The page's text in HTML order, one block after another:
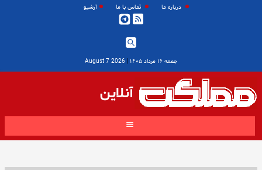
درباره ما تماس با ما آرشیو
جمعه ۱۶ مرداد ۱۴۰۵ |
2026 August 7
آنلاین